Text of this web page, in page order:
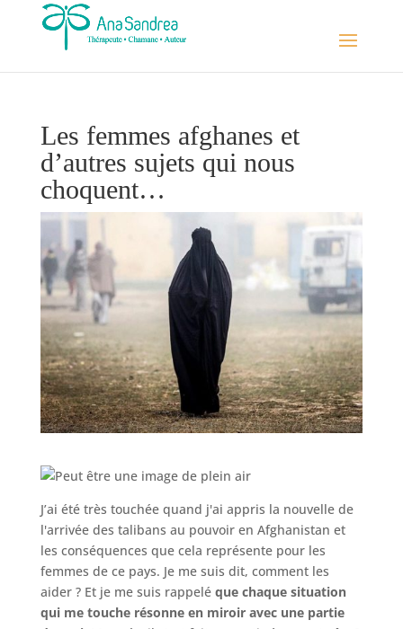
Les femmes afghanes et
d’autres sujets qui nous
choquent…
J’ai été très touchée quand j'ai appris la nouvelle de
l'arrivée des talibans au pouvoir en Afghanistan et
les conséquences que cela représente pour les
femmes de ce pays. Je me suis dit, comment les
aider ? Et je me suis rappelé que chaque situation
qui me touche résonne en miroir avec une partie